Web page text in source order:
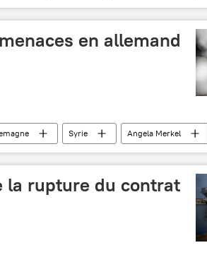
en allemand
Syrie
Angela Merkel
la rupture du contrat